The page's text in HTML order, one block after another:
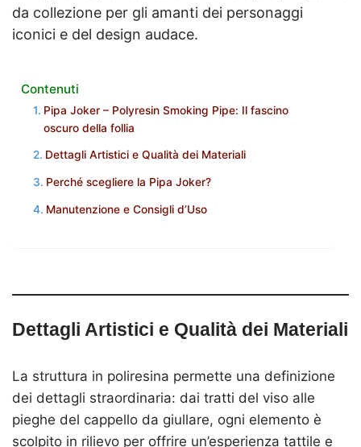
da collezione per gli amanti dei personaggi
iconici e del design audace.
Contenuti
Pipa Joker – Polyresin Smoking Pipe: Il fascino
oscuro della follia
Dettagli Artistici e Qualità dei Materiali
Perché scegliere la Pipa Joker?
Manutenzione e Consigli d’Uso
Dettagli Artistici e Qualità dei Materiali
La struttura in poliresina permette una definizione
dei dettagli straordinaria: dai tratti del viso alle
pieghe del cappello da giullare, ogni elemento è
scolpito in rilievo per offrire un’esperienza tattile e